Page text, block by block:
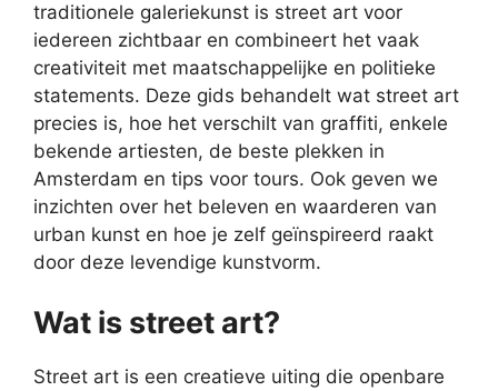
traditionele galeriekunst is street art voor
iedereen zichtbaar en combineert het vaak
creativiteit met maatschappelijke en politieke
statements. Deze gids behandelt wat street art
precies is, hoe het verschilt van graffiti, enkele
bekende artiesten, de beste plekken in
Amsterdam en tips voor tours. Ook geven we
inzichten over het beleven en waarderen van
urban kunst en hoe je zelf geïnspireerd raakt
door deze levendige kunstvorm.
Wat is street art?
Street art is een creatieve uiting die openbare